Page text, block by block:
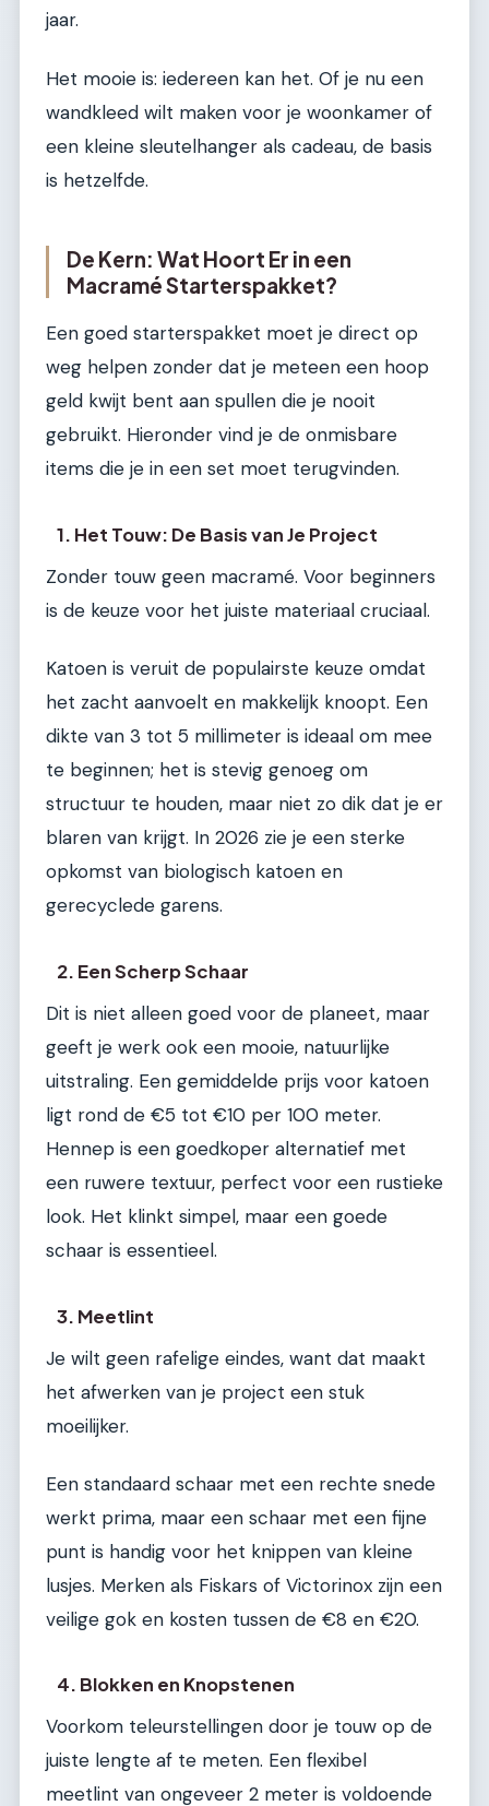
jaar.
Het mooie is: iedereen kan het. Of je nu een
wandkleed wilt maken voor je woonkamer of
een kleine sleutelhanger als cadeau, de basis
is hetzelfde.
De Kern: Wat Hoort Er in een
Macramé Starterspakket?
Een goed starterspakket moet je direct op
weg helpen zonder dat je meteen een hoop
geld kwijt bent aan spullen die je nooit
gebruikt. Hieronder vind je de onmisbare
items die je in een set moet terugvinden.
1. Het Touw: De Basis van Je Project
Zonder touw geen macramé. Voor beginners
is de keuze voor het juiste materiaal cruciaal.
Katoen is veruit de populairste keuze omdat
het zacht aanvoelt en makkelijk knoopt. Een
dikte van 3 tot 5 millimeter is ideaal om mee
te beginnen; het is stevig genoeg om
structuur te houden, maar niet zo dik dat je er
blaren van krijgt. In 2026 zie je een sterke
opkomst van biologisch katoen en
gerecyclede garens.
2. Een Scherp Schaar
Dit is niet alleen goed voor de planeet, maar
geeft je werk ook een mooie, natuurlijke
uitstraling. Een gemiddelde prijs voor katoen
ligt rond de €5 tot €10 per 100 meter.
Hennep is een goedkoper alternatief met
een ruwere textuur, perfect voor een rustieke
look. Het klinkt simpel, maar een goede
schaar is essentieel.
3. Meetlint
Je wilt geen rafelige eindes, want dat maakt
het afwerken van je project een stuk
moeilijker.
Een standaard schaar met een rechte snede
werkt prima, maar een schaar met een fijne
punt is handig voor het knippen van kleine
lusjes. Merken als Fiskars of Victorinox zijn een
veilige gok en kosten tussen de €8 en €20.
4. Blokken en Knopstenen
Voorkom teleurstellingen door je touw op de
juiste lengte af te meten. Een flexibel
meetlint van ongeveer 2 meter is voldoende